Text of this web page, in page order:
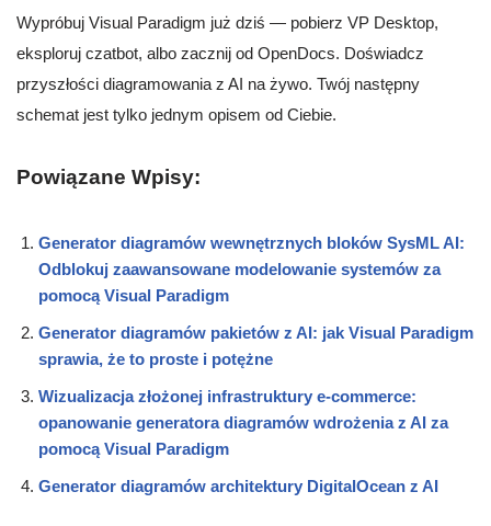
Wypróbuj Visual Paradigm już dziś — pobierz VP Desktop,
eksploruj czatbot, albo zacznij od OpenDocs. Doświadcz
przyszłości diagramowania z AI na żywo. Twój następny
schemat jest tylko jednym opisem od Ciebie.
Powiązane Wpisy:
Generator diagramów wewnętrznych bloków SysML AI:
Odblokuj zaawansowane modelowanie systemów za
pomocą Visual Paradigm
Generator diagramów pakietów z AI: jak Visual Paradigm
sprawia, że to proste i potężne
Wizualizacja złożonej infrastruktury e-commerce:
opanowanie generatora diagramów wdrożenia z AI za
pomocą Visual Paradigm
Generator diagramów architektury DigitalOcean z AI